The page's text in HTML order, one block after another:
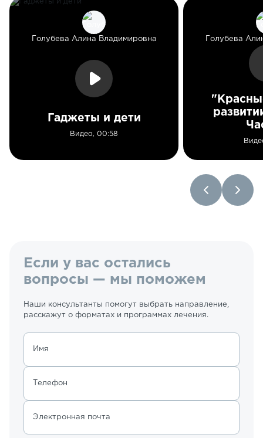
Голубева Алина Владимировна
Гаджеты и дети
Видео, 00:58
Голубева
Если у вас остались
вопросы — мы поможем
Наши консультанты помогут выбрать направление,
расскажут о форматах и программах лечения.
Имя
Телефон
Электронная почта